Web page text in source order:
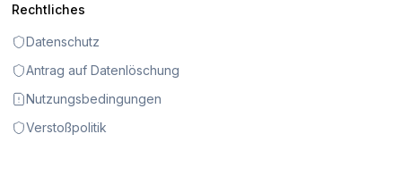
Rechtliches
Datenschutz
Antrag auf Datenlöschung
Nutzungsbedingungen
Verstoßpolitik